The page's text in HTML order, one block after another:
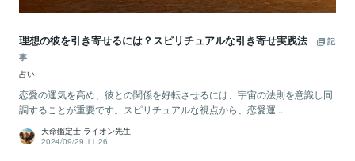
理想の彼を引き寄せるには？スピリチュアルな引き寄せ実践法
記
事
占い
恋愛の運気を高め、彼との関係を好転させるには、宇宙の法則を意識し同
調することが重要です。スピリチュアルな視点から、恋愛運...
天命鑑定士 ライオン先生
2024/09/29 11:26